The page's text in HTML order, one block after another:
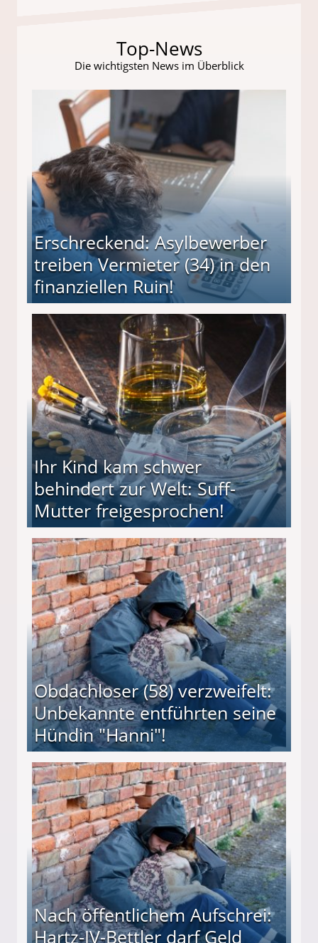
Top-News
Die wichtigsten News im Überblick
Erschreckend: Asylbewerber
treiben Vermieter (34) in den
finanziellen Ruin!
(34) in den finanziellen Ruin!
Ihr Kind kam schwer
behindert zur Welt: Suff-
Mutter freigesprochen!
Mutter freigesprochen!
Obdachloser (58) verzweifelt:
Unbekannte entführten seine
Hündin "Hanni"!
entführten seine Hündin "Hanni"!
Nach öffentlichem Aufschrei:
Hartz-IV-Bettler darf Geld